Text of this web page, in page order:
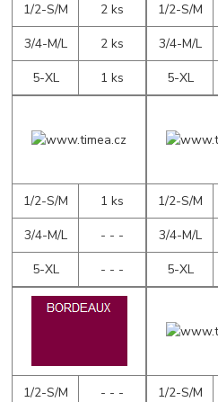
1/2-S/M
2 ks
3/4-M/L
2 ks
5-XL
1 ks
1/2-S/M
3/4-M/L
5-XL
1/2-S/M
1 ks
3/4-M/L
- - -
5-XL
- - -
1/2-S/M
3/4-M/L
5-XL
1/2-S/M
- - -
1/2-S/M